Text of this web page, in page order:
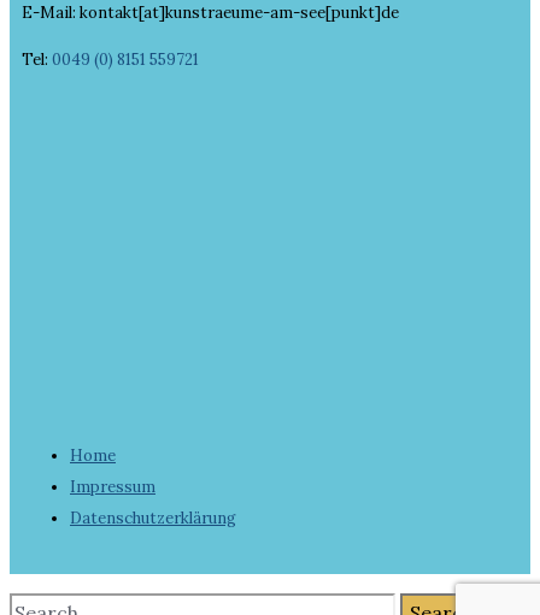
E-Mail: kontakt[at]kunstraeume-am-see[punkt]de
Tel: 0049 (0) 8151 559721
Home
Impressum
Datenschutzerklärung